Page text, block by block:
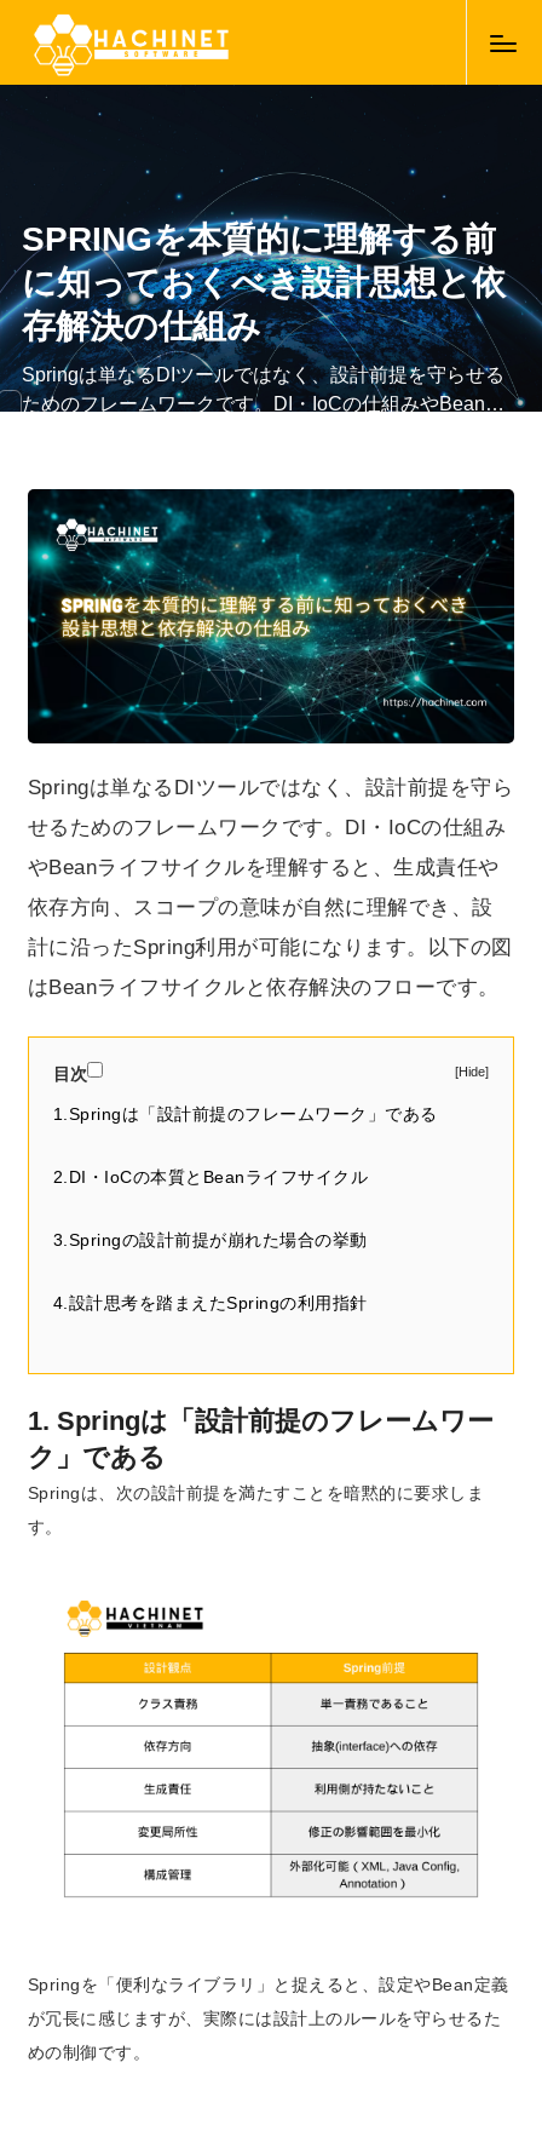
SPRINGを本質的に理解する前
に知っておくべき設計思想と依
存解決の仕組み
Springは単なるDIツールではなく、設計前提を守らせる
ためのフレームワークです。DI・IoCの仕組みやBeanラ
が可能になります。以下の図はBeanライフサイクルと依
存解決のフローです。
Springは単なるDIツールではなく、設計前提を守ら
せるためのフレームワークです。DI・IoCの仕組み
やBeanライフサイクルを理解すると、生成責任や
依存方向、スコープの意味が自然に理解でき、設
計に沿ったSpring利用が可能になります。以下の図
はBeanライフサイクルと依存解決のフローです。
目次
1.Springは「設計前提のフレームワーク」である
2.DI・IoCの本質とBeanライフサイクル
3.Springの設計前提が崩れた場合の挙動
4.設計思考を踏まえたSpringの利用指針
1. Springは「設計前提のフレームワー
ク」である
Springは、次の設計前提を満たすことを暗黙的に要求しま
す。
Springを「便利なライブラリ」と捉えると、設定やBean定義
が冗長に感じますが、実際には設計上のルールを守らせるた
めの制御です。